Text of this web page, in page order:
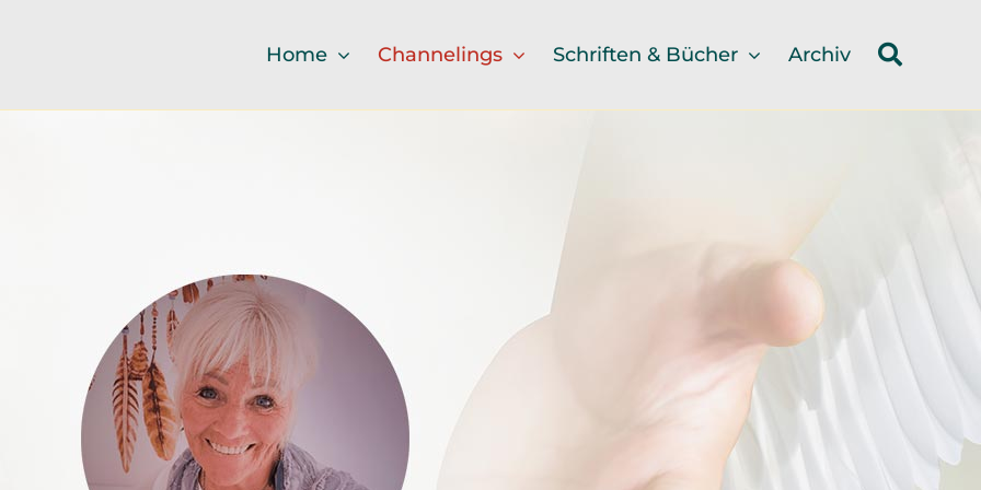
Home Channelings Schriften & Bücher Archiv